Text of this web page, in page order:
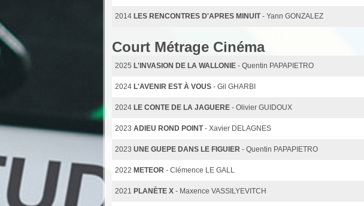
2014 LES RENCONTRES D'APRES MINUIT - Yann GONZALEZ
Court Métrage Cinéma
2025 L'INVASION DE LA WALLONIE - Quentin PAPAPIETRO
2024 L'AVENIR EST À VOUS - Gil GHARBI
2024 LE CONTE DE LA JAGUERE - Olivier GUIDOUX
2023 ADIEU ROND POINT - Xavier DELAGNES
2023 UNE GUEPE DANS LE FIGUIER - Quentin PAPAPIETRO
2022 METEOR - Clémence LE GALL
2021 PLANÈTE X - Maxence VASSILYEVITCH